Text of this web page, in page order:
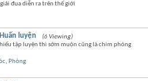
đua diễn ra trên thế giới
luyện
(6 Viewing)
tập luyện thì sớm muộn cũng là chim phóng
Phòng